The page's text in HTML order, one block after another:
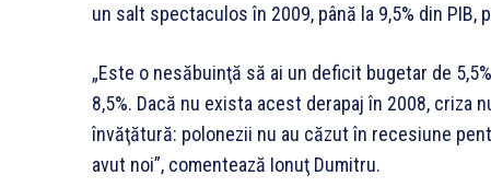
un salt spectaculos în 2009, până la 9,5% din PIB,
„Este o nesăbuinţă să ai un deficit bugetar de
8,5%. Dacă nu exista acest derapaj în 2008,
învăţătură: polonezii nu au căzut în recesiune
avut noi”, comentează Ionuţ Dumitru.